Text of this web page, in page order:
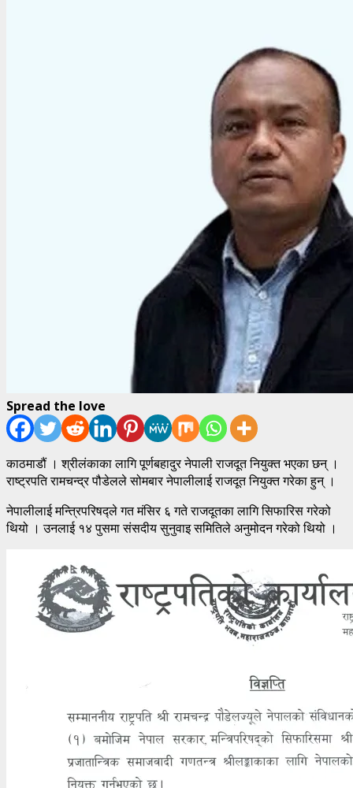
Spread the love
काठमाडौं । श्रीलंकाका लागि पूर्णबहादुर नेपाली राजदूत नियुक्त भएका छन् ।
राष्ट्रपति रामचन्द्र पौडेलले सोमबार नेपालीलाई राजदूत नियुक्त गरेका हुन् ।
नेपालीलाई मन्त्रिपरिषद्ले गत मंसिर ६ गते राजदूतका लागि सिफारिस गरेको
थियो । उनलाई १४ पुसमा संसदीय सुनुवाइ समितिले अनुमोदन गरेको थियो ।